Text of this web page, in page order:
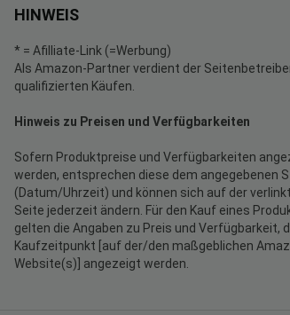
HINWEIS
* = Afilliate-Link (=Werbung)
Als Amazon-Partner verdient der
qualifizierten Käufen.
Hinweis zu Preisen und Verfügbarkeiten
Sofern Produktpreise und Verfügbarkeiten
werden, entsprechen diese dem angegebenen
(Datum/Uhrzeit) und können sich auf der
Seite jederzeit ändern. Für den Kauf eines
gelten die Angaben zu Preis und Verfügbarkeit,
Kaufzeitpunkt [auf der/den maßgeblichen
Website(s)] angezeigt werden.